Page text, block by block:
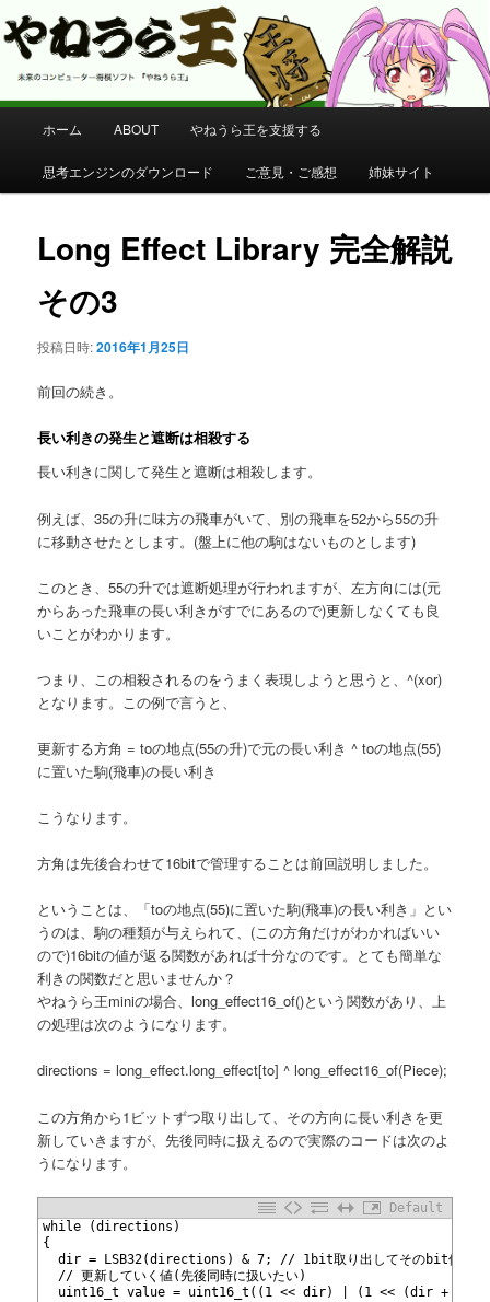
やねうら王 公式サイト
コンピューター将棋 やねうら王 公式サイト
メ
メ
イ
ン
移
動
ホーム ABOUT やねうら王を支援する
思考エンジンのダウンロード ご意見・ご感想 姉妹サイト
Long Effect Library 完全解説
その3
投稿日時:2016年1月25日
前回の続き。
長い利きの発生と遮断は相殺する
長い利きに関して発生と遮断は相殺します。
例えば、35の升に味方の飛車がいて、別の飛車を52から55の升
に移動させたとします。(盤上に他の駒はないものとします)
このとき、55の升では遮断処理が行われますが、左方向には(元
からあった飛車の長い利きがすでにあるので)更新しなくても良
いことがわかります。
つまり、この相殺されるのをうまく表現しようと思うと、^(xor)
となります。この例で言うと、
更新する方角 = toの地点(55の升)で元の長い利き ^ toの地点(55)
に置いた駒(飛車)の長い利き
こうなります。
方角は先後合わせて16bitで管理することは前回説明しました。
ということは、「toの地点(55)に置いた駒(飛車)の長い利き」とい
うのは、駒の種類が与えられて、(この方角だけがわかればいい
ので)16bitの値が返る関数があれば十分なのです。とても簡単な
利きの関数だと思いませんか？
やねうら王miniの場合、long_effect16_of()という関数があり、上
の処理は次のようになります。
directions = long_effect.long_effect[to] ^ long_effect16_of(Piece);
この方角から1ビットずつ取り出して、その方向に長い利きを更
新していきますが、先後同時に扱えるので実際のコードは次のよ
うになります。
Default
while (directions)
{
dir = LSB32(directions) & 7; // 1bit取り出してそのbit位置を
  // 更新していく値(先後同時に扱いたい)
uint16_t value = uint16_t((1 << dir) | (1 << (dir +